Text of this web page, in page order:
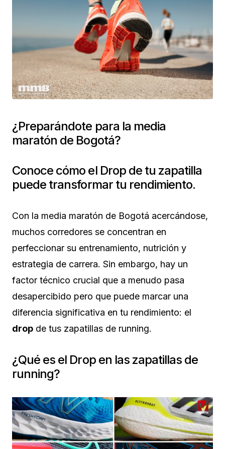
¿Preparándote para la media
maratón de Bogotá?
Conoce cómo el Drop de tu zapatilla
puede transformar tu rendimiento.
Con la media maratón de Bogotá acercándose,
muchos corredores se concentran en
perfeccionar su entrenamiento, nutrición y
estrategia de carrera. Sin embargo, hay un
factor técnico crucial que a menudo pasa
desapercibido pero que puede marcar una
diferencia significativa en tu rendimiento: el
drop de tus zapatillas de running.
¿Qué es el Drop en las zapatillas de
running?